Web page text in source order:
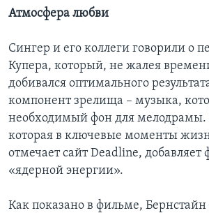
Атмосфера любви
Сингер и его коллеги говорили о
Купера, который, не жалея
добивался оптимального
компонент зрелища – музыка,
необходимый фон для
которая в ключевые моменты
отмечает сайт Deadline, добавляет
«ядерной энергии».
Как показано в фильме,